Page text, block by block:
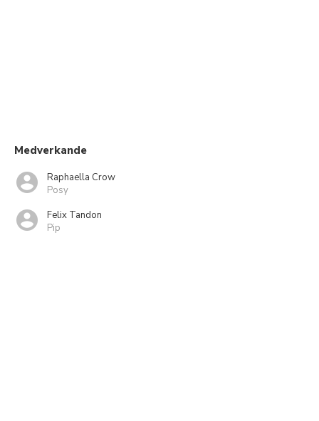
Medverkande
Raphaella Crow
Posy
Felix Tandon
Pip